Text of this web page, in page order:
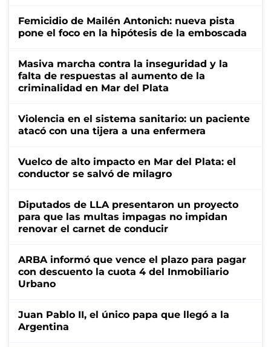
Femicidio de Mailén Antonich: nueva pista
pone el foco en la hipótesis de la emboscada
Masiva marcha contra la inseguridad y la
falta de respuestas al aumento de la
criminalidad en Mar del Plata
Violencia en el sistema sanitario: un paciente
atacó con una tijera a una enfermera
Vuelco de alto impacto en Mar del Plata: el
conductor se salvó de milagro
Diputados de LLA presentaron un proyecto
para que las multas impagas no impidan
renovar el carnet de conducir
ARBA informó que vence el plazo para pagar
con descuento la cuota 4 del Inmobiliario
Urbano
Juan Pablo II, el único papa que llegó a la
Argentina